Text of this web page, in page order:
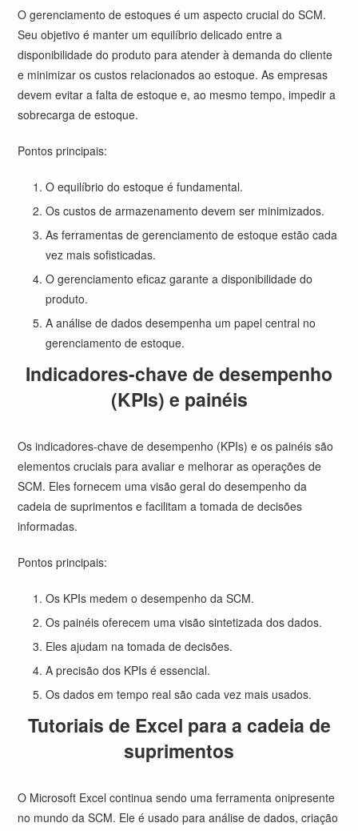
O gerenciamento de estoques é um aspecto crucial do SCM.
Seu objetivo é manter um equilíbrio delicado entre a
disponibilidade do produto para atender à demanda do cliente
e minimizar os custos relacionados ao estoque. As empresas
devem evitar a falta de estoque e, ao mesmo tempo, impedir a
sobrecarga de estoque.
Pontos principais:
O equilíbrio do estoque é fundamental.
Os custos de armazenamento devem ser minimizados.
As ferramentas de gerenciamento de estoque estão cada
vez mais sofisticadas.
O gerenciamento eficaz garante a disponibilidade do
produto.
A análise de dados desempenha um papel central no
gerenciamento de estoque.
Indicadores-chave de desempenho
(KPIs) e painéis
Os indicadores-chave de desempenho (KPIs) e os painéis são
elementos cruciais para avaliar e melhorar as operações de
SCM. Eles fornecem uma visão geral do desempenho da
cadeia de suprimentos e facilitam a tomada de decisões
informadas.
Pontos principais:
Os KPIs medem o desempenho da SCM.
Os painéis oferecem uma visão sintetizada dos dados.
Eles ajudam na tomada de decisões.
A precisão dos KPIs é essencial.
Os dados em tempo real são cada vez mais usados.
Tutoriais de Excel para a cadeia de
suprimentos
O Microsoft Excel continua sendo uma ferramenta onipresente
no mundo da SCM. Ele é usado para análise de dados, criação